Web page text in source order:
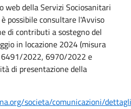
web della Servizi Sociosanitari
possibile consultare l'Avviso
di contributi a sostegno del
in locazione 2024 (misura
6491/2022, 6970/2022 e
di presentazione della
societa/comunicazioni/